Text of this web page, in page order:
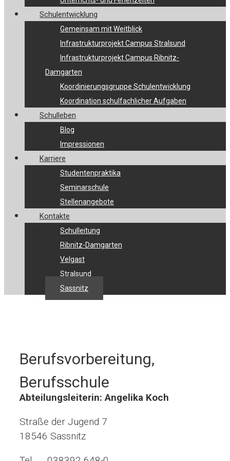
Schulentwicklung
Gemeinsam mit Weitblick
Infrastrukturprojekt Campus Stralsund
Infrastrukturprojekt Campus Ribnitz-
Damgarten
Koordinierungsgruppe Schulentwicklung
Koordination schulfachlicher Aufgaben
Schulleben
Blog
Impressionen
Karriere
Studentenpraktika
Seminarschule
Stellenangebote
Kontakte
Schulleitung
Ribnitz-Damgarten
Velgast
Stralsund
Sassnitz
Berufsvorbereitung,
Berufsschule
Abteilungsleiterin: Angelika Koch
Straße der Jugend 7
18546 Sassnitz